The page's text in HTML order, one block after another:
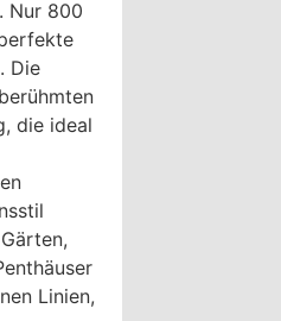
Nur 800
Die
die ideal
Linien,